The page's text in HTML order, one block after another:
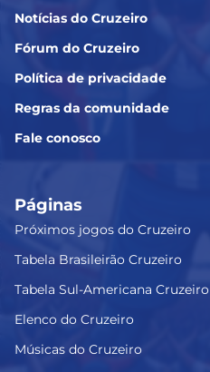
Notícias do Cruzeiro
Fórum do Cruzeiro
Política de privacidade
Regras da comunidade
Fale conosco
Páginas
Próximos jogos do Cruzeiro
Tabela Brasileirão Cruzeiro
Tabela Sul-Americana Cruzeiro
Elenco do Cruzeiro
Músicas do Cruzeiro